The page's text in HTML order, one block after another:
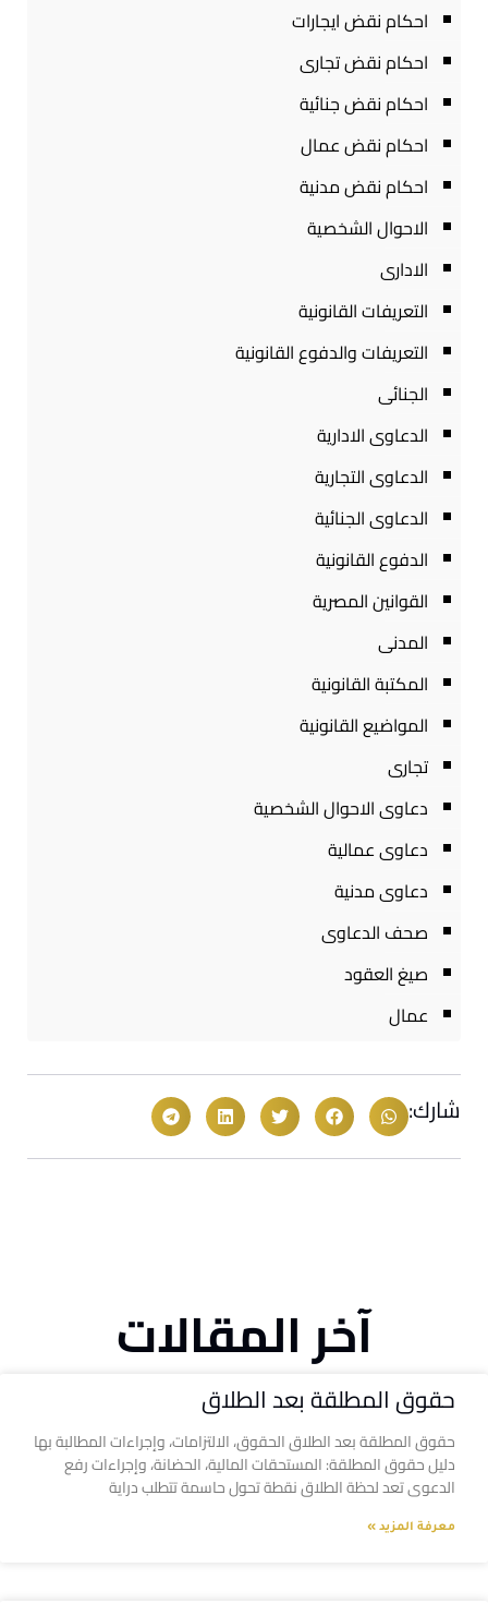
احكام نقض ايجارات
احكام نقض تجارى
احكام نقض جنائية
احكام نقض عمال
احكام نقض مدنية
الاحوال الشخصية
الادارى
التعريفات القانونية
التعريفات والدفوع القانونية
الجنائى
الدعاوى الادارية
الدعاوى التجارية
الدعاوى الجنائية
الدفوع القانونية
القوانين المصرية
المدنى
المكتبة القانونية
المواضيع القانونية
تجارى
دعاوى الاحوال الشخصية
دعاوى عمالية
دعاوى مدنية
صحف الدعاوى
صيغ العقود
عمال
شارك:
آخر المقالات
حقوق المطلقة بعد الطلاق
حقوق المطلقة بعد الطلاق الحقوق، الالتزامات، وإجراءات المطالبة بها
دليل حقوق المطلقة: المستحقات المالية، الحضانة، وإجراءات رفع
الدعوى تعد لحظة الطلاق نقطة تحول حاسمة تتطلب دراية
معرفة المزيد »